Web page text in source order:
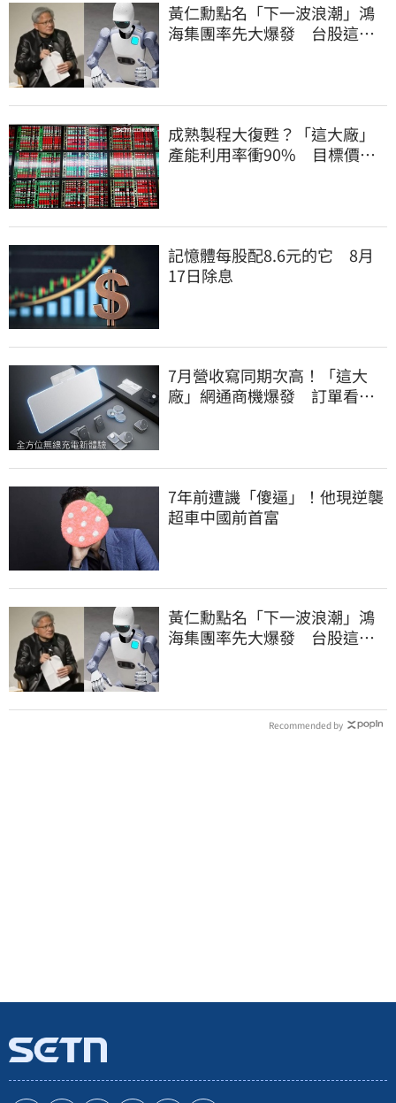
黃仁勳點名「下一波浪潮」鴻
海集團率先大爆發 台股這族
成熟製程大復甦？「這大廠」
產能利用率衝90% 目標價上
記憶體每股配8.6元的它 8月
17日除息
7月營收寫同期次高！「這大
廠」網通商機爆發 訂單看到
7年前遭譏「傻逼」！他現逆襲
超車中國前首富
黃仁勳點名「下一波浪潮」鴻
海集團率先大爆發 台股這族
Recommended by